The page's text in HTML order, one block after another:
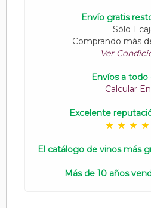
Envío gratis
Sólo 1
Comprando más
Ver
Envíos a todo
Calcular
Excelente
El catálogo de vinos más
Más de 10 años